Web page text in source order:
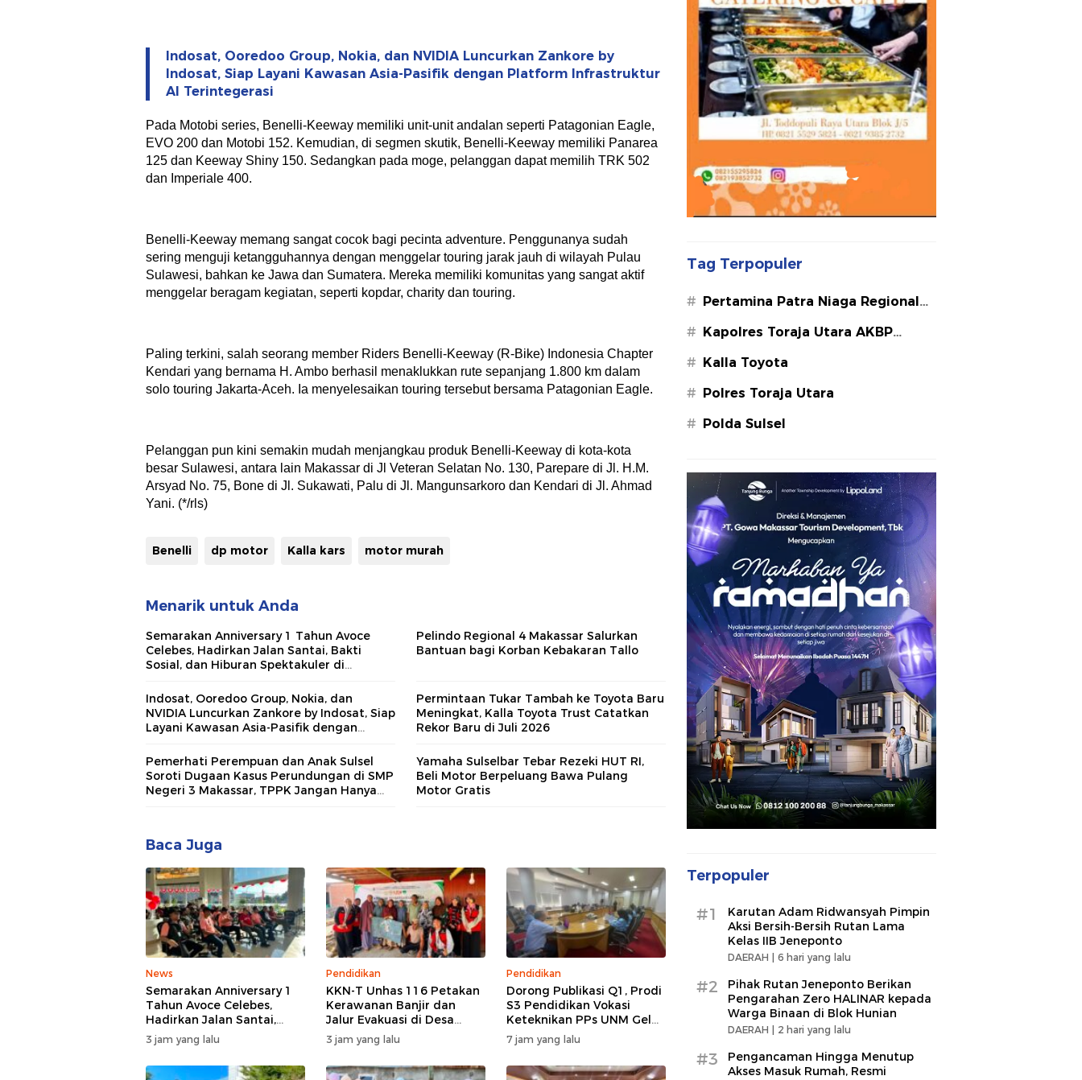
Indosat, Ooredoo Group, Nokia, dan NVIDIA Luncurkan Zankore by
Indosat, Siap Layani Kawasan Asia-Pasifik dengan Platform Infrastruktur
AI Terintegerasi
Pada Motobi series, Benelli-Keeway memiliki unit-unit andalan seperti Patagonian Eagle,
EVO 200 dan Motobi 152. Kemudian, di segmen skutik, Benelli-Keeway memiliki Panarea
125 dan Keeway Shiny 150. Sedangkan pada moge, pelanggan dapat memilih TRK 502
dan Imperiale 400.
Benelli-Keeway memang sangat cocok bagi pecinta adventure. Penggunanya sudah
sering menguji ketangguhannya dengan menggelar touring jarak jauh di wilayah Pulau
Sulawesi, bahkan ke Jawa dan Sumatera. Mereka memiliki komunitas yang sangat aktif
menggelar beragam kegiatan, seperti kopdar, charity dan touring.
Paling terkini, salah seorang member Riders Benelli-Keeway (R-Bike) Indonesia Chapter
Kendari yang bernama H. Ambo berhasil menaklukkan rute sepanjang 1.800 km dalam
solo touring Jakarta-Aceh. Ia menyelesaikan touring tersebut bersama Patagonian Eagle.
Pelanggan pun kini semakin mudah menjangkau produk Benelli-Keeway di kota-kota
besar Sulawesi, antara lain Makassar di Jl Veteran Selatan No. 130, Parepare di Jl. H.M.
Arsyad No. 75, Bone di Jl. Sukawati, Palu di Jl. Mangunsarkoro dan Kendari di Jl. Ahmad
Yani. (*/rls)
Benelli dp motor Kalla kars motor murah
Menarik untuk Anda
Semarakan Anniversary 1 Tahun Avoce
Celebes, Hadirkan Jalan Santai, Bakti
Sosial, dan Hiburan Spektakuler di
Pelindo Regional 4 Makassar Salurkan
Bantuan bagi Korban Kebakaran Tallo
Indosat, Ooredoo Group, Nokia, dan
NVIDIA Luncurkan Zankore by Indosat, Siap
Layani Kawasan Asia-Pasifik dengan
Permintaan Tukar Tambah ke Toyota Baru
Meningkat, Kalla Toyota Trust Catatkan
Rekor Baru di Juli 2026
Pemerhati Perempuan dan Anak Sulsel
Soroti Dugaan Kasus Perundungan di SMP
Negeri 3 Makassar, TPPK Jangan Hanya
Yamaha Sulselbar Tebar Rezeki HUT RI,
Beli Motor Berpeluang Bawa Pulang
Motor Gratis
Baca Juga
News
Semarakan Anniversary 1
Tahun Avoce Celebes,
Hadirkan Jalan Santai,
Bakti Sosial, dan Hiburan
Spektakuler di Bulukumba
3 jam yang lalu
Pendidikan
KKN-T Unhas 116 Petakan
Kerawanan Banjir dan
Jalur Evakuasi di Desa
Bonto Tallasa
3 jam yang lalu
Pendidikan
Dorong Publikasi Q1, Prodi
S3 Pendidikan Vokasi
Keteknikan PPs UNM Gelar
Workshop Artikel Ilmiah
7 jam yang lalu
Tag Terpopuler
# Pertamina Patra Niaga Regional
# Kapolres Toraja Utara AKBP
M.Si
# Kalla Toyota
# Polres Toraja Utara
# Polda Sulsel
Terpopuler
#1
Karutan Adam Ridwansyah Pimpin
Aksi Bersih-Bersih Rutan Lama
Kelas IIB Jeneponto
DAERAH | 6 hari yang lalu
#2
Pihak Rutan Jeneponto Berikan
Pengarahan Zero HALINAR kepada
Warga Binaan di Blok Hunian
DAERAH | 2 hari yang lalu
#3
Pengancaman Hingga Menutup
Akses Masuk Rumah, Resmi